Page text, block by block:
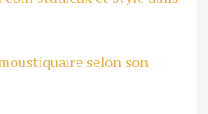
selon son